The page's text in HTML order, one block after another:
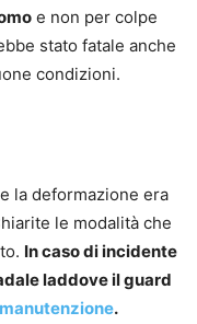
e non per colpe
stato fatale anche
condizioni.
la deformazione era
le modalità che
In caso di incidente
laddove il guard
manutenzione.